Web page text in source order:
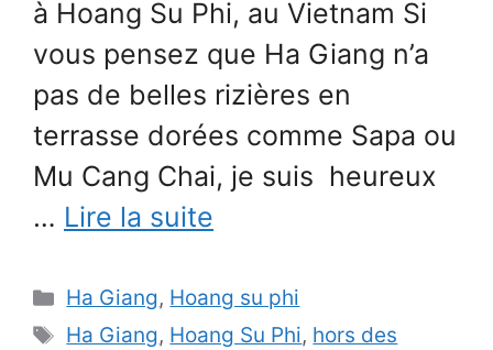
à Hoang Su Phi, au Vietnam Si
vous pensez que Ha Giang n’a
pas de belles rizières en
terrasse dorées comme Sapa ou
Mu Cang Chai, je suis heureux
… Lire la suite
Catégories
Ha Giang, Hoang su phi
Étiquettes
Ha Giang, Hoang Su Phi, hors des